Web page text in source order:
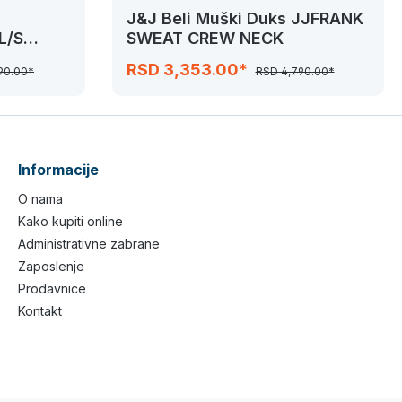
S
J&J Beli Muški Duks JJFRANK
SWEAT CREW NECK
RSD 3,353.00*
RSD 4,790.00*
Informacije
O nama
Kako kupiti online
Administrativne zabrane
Zaposlenje
Prodavnice
Kontakt